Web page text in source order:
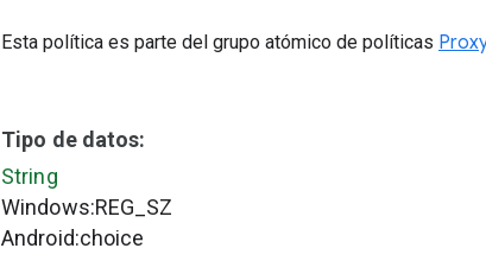
Esta política es parte del grupo atómico de políticas
Tipo de datos:
String
Windows:REG_SZ
Android:choice